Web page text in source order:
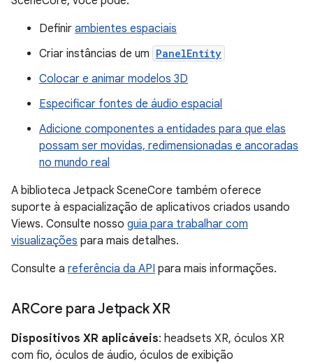
Definir ambientes espaciais
Criar instâncias de um PanelEntity
Colocar e animar modelos 3D
Especificar fontes de áudio espacial
Adicione componentes a entidades para que elas
possam ser movidas, redimensionadas e ancoradas
no mundo real
A biblioteca Jetpack SceneCore também oferece
suporte à espacialização de aplicativos criados usando
Views. Consulte nosso guia para trabalhar com
visualizações para mais detalhes.
Consulte a referência da API para mais informações.
ARCore para Jetpack XR
Dispositivos XR aplicáveis: headsets XR, óculos XR
com fio, óculos de áudio, óculos de exibição